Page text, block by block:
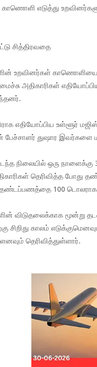
எடுத்து
சித்திரவதை
உறவினர்கள் காணொளியை
அதிகாரிகள்
எதியோப்பிய உள்ளூர்
துஷார இவர்களை
நிலையில் ஒரு
தெரிவித்த போது
தண்டப்பணத்தை 100 டொலராக
விடுதலைக்காக மூன்று
சிறிது காலம்
தெரிவித்துள்ளார்.